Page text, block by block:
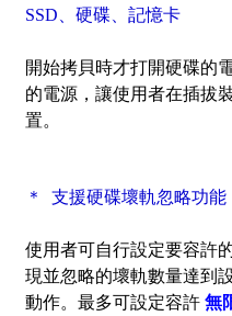
SSD、硬碟、記憶卡
開始拷貝時才打開硬碟的
的電源，讓使用者在插拔
置。
＊ 支援硬碟壞軌忽略功能
使用者可自行設定要容許
現並忽略的壞軌數量達到
動作。最多可設定容許 無